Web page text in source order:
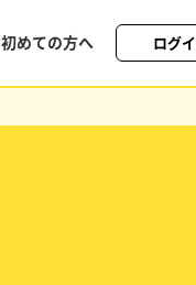
初めての方へ ログ